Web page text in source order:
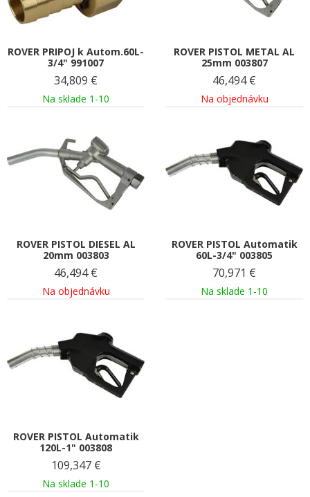
ROVER PRIPOJ k Autom.60L-
3/4" 991007
34,809 €
Na sklade 1-10
ROVER PISTOL METAL AL
25mm 003807
46,494 €
Na objednávku
ROVER PISTOL DIESEL AL
20mm 003803
46,494 €
Na objednávku
ROVER PISTOL Automatik
60L-3/4" 003805
70,971 €
Na sklade 1-10
ROVER PISTOL Automatik
120L-1" 003808
109,347 €
Na sklade 1-10